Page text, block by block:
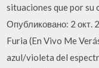
situaciones que por
Опубликовано: 2 окт.
Furia (En Vivo Me
azul/violeta del